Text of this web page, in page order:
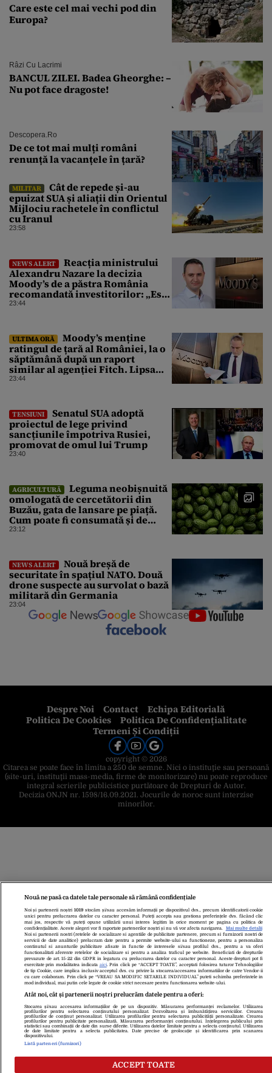
Care este cel mai vechi pod din
Europa?
Râzi Cu Lacrimi
BANCUL ZILEI. Badea Gheorghe: –
Nu pot face dragoste!
Descopera.ro
De ce tot mai mulți români
renunță la vacanțele în țară?
MILITAR
Cât de repede și-au
epuizat SUA și aliații din Orientul
Mijlociu rachetele în conflictul
cu Iranul
23:58
NEWS ALERT
Reacția ministrului
Alexandru Nazare la decizia
Moody’s de a păstra România
recomandată investitorilor: „Este
un răgaz, dar în niciun caz un
23:44
ULTIMA ORĂ
Moody’s menține
ratingul de țară al României, la o
săptămână după un raport
similar al agenției Fitch. Lipsa
unui guvern cu puteri depline,
23:44
TENSIUNI
Senatul SUA adoptă
proiectul de lege privind
sancțiunile împotriva Rusiei,
promovat de omul lui Trump
23:40
AGRICULTURĂ
Leguma neobișnuită
omologată de cercetătorii din
Buzău, gata de lansare pe piață.
Cum poate fi consumată și de
unde provine soiul
23:12
NEWS ALERT
Nouă breșă de
securitate în spațiul NATO. Două
drone suspecte au survolat o bază
militară din Germania
23:04
Despre Noi Contact
Echipa Editorială
Politica De Cookies
Politica De Confidențialitate
Termeni Și Condiții
copyright © 2026
Citarea se poate face în limita a 250 de semne. Nici o instituţie sau persoană
(site-uri, instituţii mass-media, firme de monitorizare) nu poate reproduce
integral scrierile publicistice purtătoare de Drepturi de Autor.
Decizia ONJN nr. 1598/16.09.2021. Jocurile de noroc sunt interzise
minorilor.
Nouă ne pasă ca datele tale personale să rămână confidențiale
Noi și partenerii noștri 1019 stocăm și/sau accesăm informații pe dispozitivul dvs., precum identificatorii cookie
unici pentru prelucrarea datelor cu caracter personal. Puteți accepta sau gestiona preferințele dvs. făcând clic
mai jos, respectiv vă puteți opune utilizării unui interes legitim în orice moment pe pagina cu politica de
confidențialitate. Aceste alegeri vor fi raportate partenerilor noștri și nu vă vor afecta navigarea.
Mai multe detalii
Noi si partenerii nostri (retelele de socializare si agentiile de publicitate partenere, precum si furnizorii nostri de
servicii de date analitice) prelucram date pentru a permite website-ului sa functioneze, pentru a personaliza
continutul si anunturile publicitare afisate in functie de interesele si/sau profilul dvs., pentru a va oferi
functionalitati aferente retelelor de socializare si pentru a analiza traficul pe website. Beneficiati de drepturile
prevazute de art. 15-22 din GDPR in legatura cu prelucrarea datelor cu caracter personal. Aceste drepturi pot fi
exercitate prin modalitatea indicata aici. Prin click pe “ACCEPT TOATE”, acceptati folosirea tuturor Tehnologiilor
de tip Cookie, care implica inclusiv acceptul dvs. cu privire la stocarea/accesarea informatiilor de catre Vendor-ii
cu care colaboram. Prin click pe “VREAU SA MODIFIC SETARILE INDIVIDUAL” puteti schimba preferintele in
mod individual, mai putin cele legate de cookie strict necesare pentru functionarea website-ului.
Atât noi, cât și partenerii noștri prelucrăm datele pentru a oferi:
Stocarea și/sau accesarea informațiilor de pe un dispozitiv. Măsurarea performanței reclamelor. Utilizarea
profilurilor pentru selectarea conținutului personalizat. Dezvoltarea și îmbunătățirea serviciilor. Crearea
profilurilor de conținut personalizat. Utilizarea profilurilor pentru selectarea publicității personalizate. Crearea
profilurilor pentru publicitate personalizată. Măsurarea performanței conținutului. Înțelegerea publicului prin
statistici sau combinații de date din surse diferite. Utilizarea datelor limitate pentru a selecta conținutul. Utilizarea
de date limitate pentru a selecta publicitatea. Date precise de geolocație și identificarea prin scanarea
dispozitivului.
Listă parteneri (furnizori)
ACCEPT TOATE